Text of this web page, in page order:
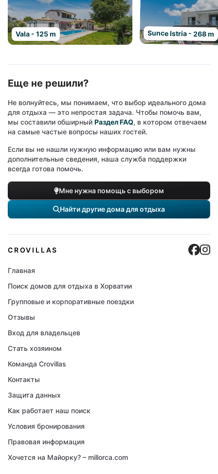
Vala - 125 m Sunce Istria - 268 m
Еще не решили?
Не волнуйтесь, мы понимаем, что выбор идеального дома
для отдыха — это непростая задача. Чтобы помочь вам,
мы составили обширный Раздел FAQ, в котором отвечаем
на самые частые вопросы наших гостей.
Если вы не нашли нужную информацию или вам нужны
дополнительные сведения, наша служба поддержки
всегда готова помочь.
Мне нужна помощь с выбором
Найти другие дома для отдыха
CROVILLAS
Главная
Поиск домов для отдыха в Хорватии
Групповые и корпоративные поездки
Отзывы
Вход для владельцев
Стать хозяином
Команда Crovillas
Контакты
Защита данных
Как работает наш поиск
Условия бронирования
Правовая информация
Хочется на Майорку? – millorca.com